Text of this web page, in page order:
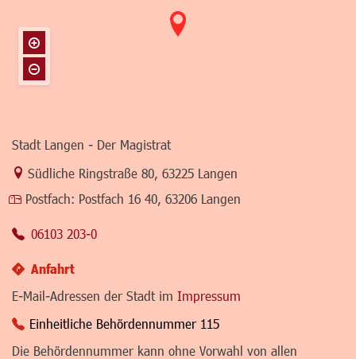
Stadt Langen - Der Magistrat
Link zur Google-Maps Navigation
Südliche Ringstraße 80 63225 Langen
Postfach: Postfach 16 40, 63206 Langen
06103 203-0
Anfahrt
E-Mail-Adressen der Stadt im Impressum
Einheitliche Behördennummer 115
Die Behördennummer kann ohne Vorwahl von allen